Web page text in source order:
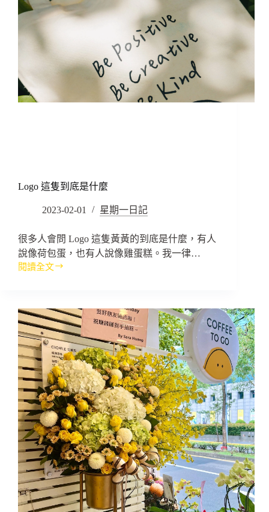
樣
的
Logo 這隻到底是什麼
2023-02-01 星期一日記
很多人會問 Logo 這隻黃黃的到底是什麼，有人
說像荷包蛋，也有人說像雞蛋糕。我一律…
閱讀全文
Logo
到
底
是
什
麼